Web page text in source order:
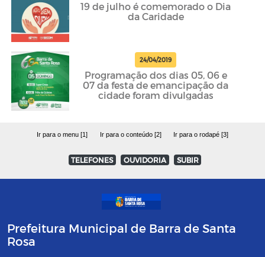
19 de julho é comemorado o Dia
da Caridade
24/04/2019
Programação dos dias 05, 06 e
07 da festa de emancipação da
cidade foram divulgadas
Ir para o menu [1] Ir para o conteúdo [2] Ir para o rodapé [3]
TELEFONES OUVIDORIA SUBIR
Prefeitura Municipal de Barra de Santa
Rosa